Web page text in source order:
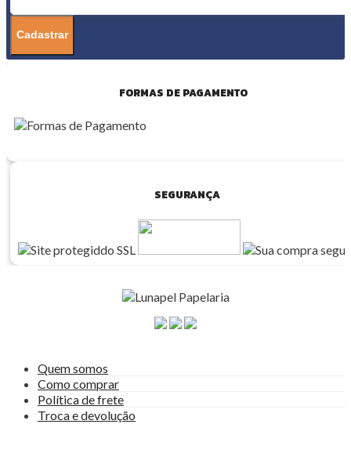
FORMAS DE PAGAMENTO
SEGURANÇA
Quem somos
Como comprar
Política de frete
Troca e devolução